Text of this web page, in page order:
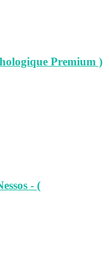
Premium )
- (